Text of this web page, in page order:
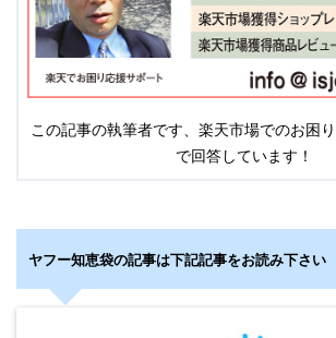
この記事の執筆者です、楽天市場でのお困
で回答しています！
ヤフー知恵袋の記事は下記記事をお読み下さい